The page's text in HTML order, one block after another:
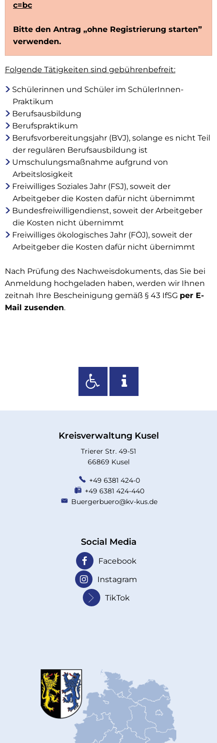
c=bc
Bitte den Antrag „ohne Registrierung starten”
verwenden.
Folgende Tätigkeiten sind gebührenbefreit:
Schülerinnen und Schüler im SchülerInnen-
Praktikum
Berufsausbildung
Berufspraktikum
Berufsvorbereitungsjahr (BVJ), solange es nicht Teil
der regulären Berufsausbildung ist
Umschulungsmaßnahme aufgrund von
Arbeitslosigkeit
Freiwilliges Soziales Jahr (FSJ), soweit der
Arbeitgeber die Kosten dafür nicht übernimmt
Bundesfreiwilligendienst, soweit der Arbeitgeber
die Kosten nicht übernimmt
Freiwilliges ökologisches Jahr (FÖJ), soweit der
Arbeitgeber die Kosten dafür nicht übernimmt
Nach Prüfung des Nachweisdokuments, das Sie bei
Anmeldung hochgeladen haben, werden wir Ihnen
zeitnah Ihre Bescheinigung gemäß § 43 IfSG per E-
Mail zusenden.
Kreisverwaltung Kusel
Trierer Str. 49-51
66869 Kusel
+49 6381 424-0
+49 6381 424-440
Buergerbuero@kv-kus.de
Social Media
Facebook
Instagram
TikTok